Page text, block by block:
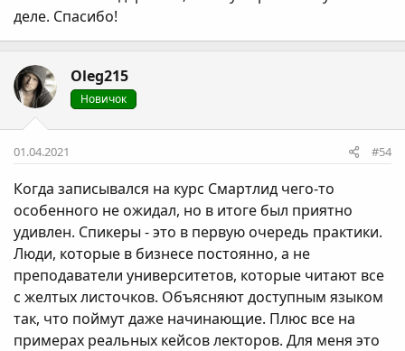
деле. Спасибо!
Oleg215
Новичок
01.04.2021 #54
Когда записывался на курс Смартлид чего-то
особенного не ожидал, но в итоге был приятно
удивлен. Спикеры - это в первую очередь практики.
Люди, которые в бизнесе постоянно, а не
преподаватели университетов, которые читают все
с желтых листочков. Объясняют доступным языком
так, что поймут даже начинающие. Плюс все на
примерах реальных кейсов лекторов. Для меня это